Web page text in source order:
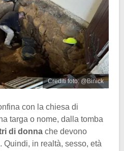
Crediti foto: @Binick
con la chiesa di
targa o nome, dalla tomba
di donna che devono
Quindi, in realtà, sesso, età